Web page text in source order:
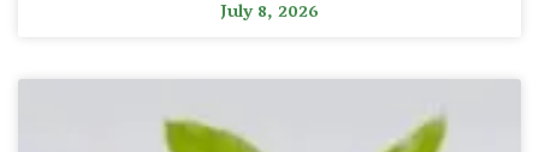
July 8, 2026